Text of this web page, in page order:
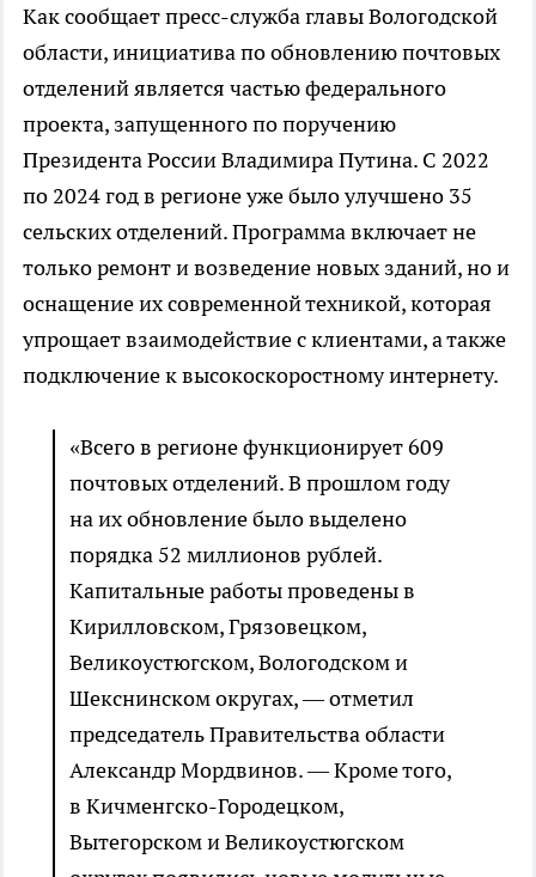
Как сообщает пресс-служба главы Вологодской
области, инициатива по обновлению почтовых
отделений является частью федерального
проекта, запущенного по поручению
Президента России Владимира Путина. С 2022
по 2024 год в регионе уже было улучшено 35
сельских отделений. Программа включает не
только ремонт и возведение новых зданий, но и
оснащение их современной техникой, которая
упрощает взаимодействие с клиентами, а также
подключение к высокоскоростному интернету.
«Всего в регионе функционирует 609
почтовых отделений. В прошлом году
на их обновление было выделено
порядка 52 миллионов рублей.
Капитальные работы проведены в
Кирилловском, Грязовецком,
Великоустюгском, Вологодском и
Шекснинском округах, — отметил
председатель Правительства области
Александр Мордвинов. — Кроме того,
в Кичменгско-Городецком,
Вытегорском и Великоустюгском